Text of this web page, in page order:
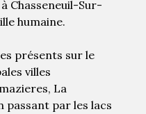
Chasseneuil-Sur-
humaine.
présents sur le
villes
La
passant par les lacs